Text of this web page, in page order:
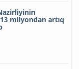
milyondan artıq